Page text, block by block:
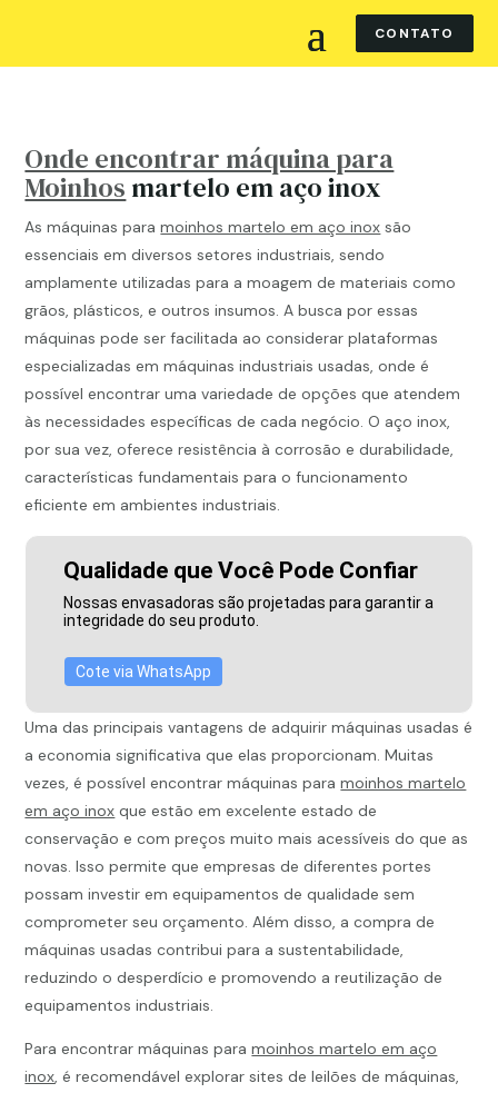
CONTATO
Onde encontrar máquina para
Moinhos martelo em aço inox
As máquinas paramoinhos martelo em aço inox são
essenciais em diversos setores industriais, sendo
amplamente utilizadas para a moagem de materiais como
grãos, plásticos, e outros insumos. A busca por essas
máquinas pode ser facilitada ao considerar plataformas
especializadas em máquinas industriais usadas, onde é
possível encontrar uma variedade de opções que atendem
às necessidades específicas de cada negócio. O aço inox,
por sua vez, oferece resistência à corrosão e durabilidade,
características fundamentais para o funcionamento
eficiente em ambientes industriais.
Qualidade que Você Pode Confiar
Nossas envasadoras são projetadas para garantir a
integridade do seu produto.
Cote via WhatsApp
Uma das principais vantagens de adquirir máquinas usadas é
a economia significativa que elas proporcionam. Muitas
vezes, é possível encontrar máquinas paramoinhos martelo
em aço inox que estão em excelente estado de
conservação e com preços muito mais acessíveis do que as
novas. Isso permite que empresas de diferentes portes
possam investir em equipamentos de qualidade sem
comprometer seu orçamento. Além disso, a compra de
máquinas usadas contribui para a sustentabilidade,
reduzindo o desperdício e promovendo a reutilização de
equipamentos industriais.
Para encontrar máquinas paramoinhos martelo em aço
inox, é recomendável explorar sites de leilões de máquinas,